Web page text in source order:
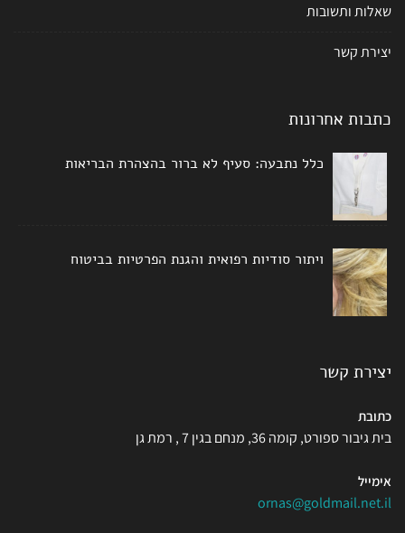
שאלות ותשובות
יצירת קשר
כתבות אחרונות
כלל נתבעה: סעיף לא ברור בהצהרת הבריאות
ויתור סודיות רפואית והגנת הפרטיות בביטוח
יצירת קשר
כתובת
בית גיבור ספורט, קומה 36, מנחם בגין 7 , רמת גן
אימייל
ornas@goldmail.net.il